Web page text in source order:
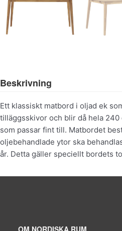
Beskrivning
Ett klassiskt matbord i oljad ek
tilläggsskivor och blir då hela
som passar fint till. Matbordet
oljebehandlade ytor ska
år. Detta gäller speciellt bordets
OM NORDISKA RUM